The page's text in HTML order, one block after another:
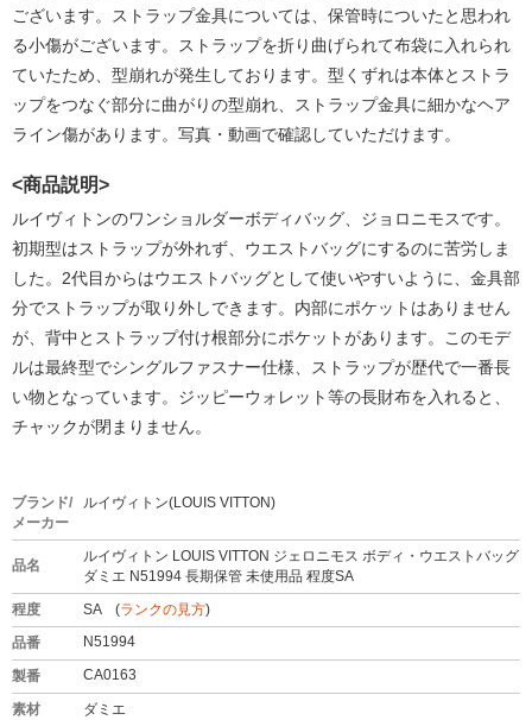
ございます。ストラップ金具については、保管時についたと思われ
る小傷がございます。ストラップを折り曲げられて布袋に入れられ
ていたため、型崩れが発生しております。型くずれは本体とストラ
ップをつなぐ部分に曲がりの型崩れ、ストラップ金具に細かなヘア
ライン傷があります。写真・動画で確認していただけます。
<商品説明>
ルイヴィトンのワンショルダーボディバッグ、ジョロニモスです。
初期型はストラップが外れず、ウエストバッグにするのに苦労しま
した。2代目からはウエストバッグとして使いやすいように、金具部
分でストラップが取り外しできます。内部にポケットはありません
が、背中とストラップ付け根部分にポケットがあります。このモデ
ルは最終型でシングルファスナー仕様、ストラップが歴代で一番長
い物となっています。ジッピーウォレット等の長財布を入れると、
チャックが閉まりません。
ブランド/
メーカー
ルイヴィトン(LOUIS VITTON)
品名
ルイヴィトン LOUIS VITTON ジェロニモス ボディ・ウエストバッグ
ダミエ N51994 長期保管 未使用品 程度SA
程度
SA (ランクの見方)
品番
N51994
製番 CA0163
素材
ダミエ